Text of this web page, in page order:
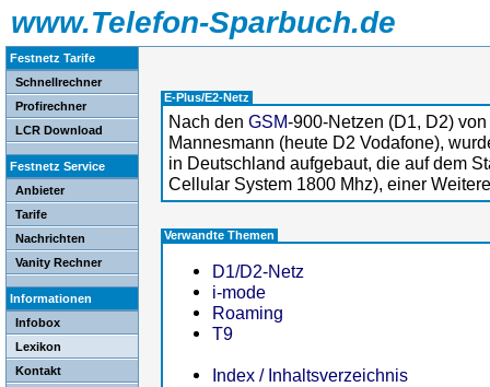
www.Telefon-Sparbuch.de
Festnetz Tarife
Schnellrechner
Profirechner
LCR Download
Festnetz Service
Anbieter
Tarife
Nachrichten
Vanity Rechner
Informationen
Infobox
Lexikon
Kontakt
E-Plus/E2-Netz
Nach den GSM-900-Netzen (D1, D2)
Mannesmann (heute D2 Vodafone),
in Deutschland aufgebaut, die auf dem
Cellular System 1800 Mhz), einer
Verwandte Themen
D1/D2-Netz
i-mode
Roaming
T9
Index / Inhaltsverzeichnis